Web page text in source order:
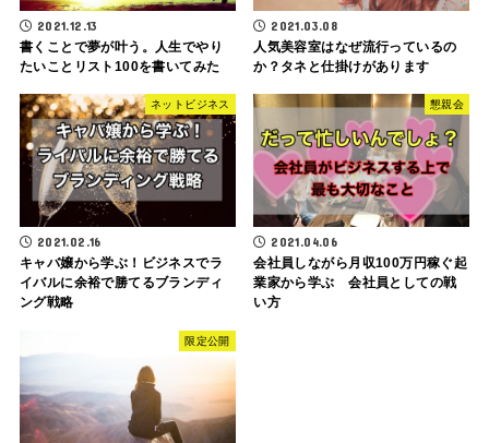
2021.12.13
書くことで夢が叶う。人生でやり
たいことリスト100を書いてみた
2021.03.08
人気美容室はなぜ流行っているの
か？タネと仕掛けがあります
ネットビジネス
2021.02.16
キャバ嬢から学ぶ！ビジネスでラ
イバルに余裕で勝てるブランディ
ング戦略
懇親会
2021.04.06
会社員しながら月収100万円稼ぐ起
業家から学ぶ 会社員としての戦
い方
限定公開